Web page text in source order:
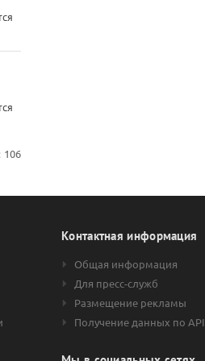
106
Контактная информация
Общая информация
Для пресс-служб
Размещение рекламы
Получение данных по API